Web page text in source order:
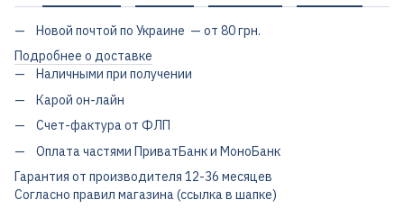
Новой почтой по Украине — от 80 грн.
Подробнее о доставке
Наличными при получении
Карой он-лайн
Счет-фактура от ФЛП
Оплата частями ПриватБанк и МоноБанк
Гарантия от производителя 12-36 месяцев
Согласно правил магазина (ссылка в шапке)